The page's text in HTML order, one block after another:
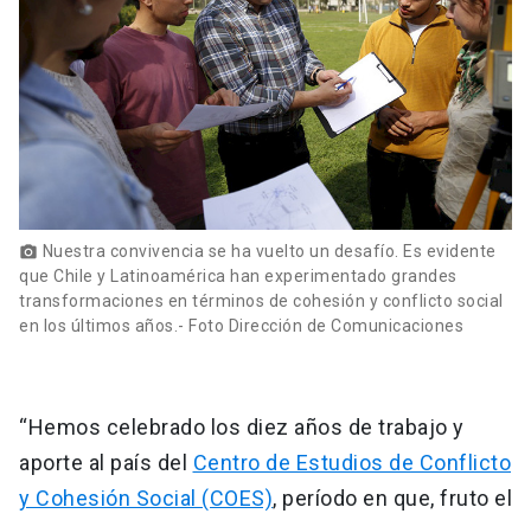
photo_camera Nuestra convivencia se ha vuelto un desafío. Es evidente
que Chile y Latinoamérica han experimentado grandes
transformaciones en términos de cohesión y conflicto social
en los últimos años.- Foto Dirección de Comunicaciones
“Hemos celebrado los diez años de trabajo y
aporte al país del Centro de Estudios de Conflicto
y Cohesión Social (COES), período en que, fruto el